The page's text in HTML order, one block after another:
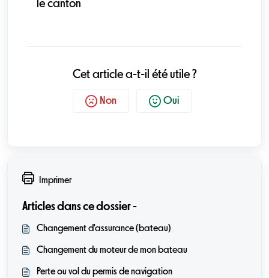
le canton
Cet article a-t-il été utile ?
Non Oui
Imprimer
Articles dans ce dossier -
Changement d'assurance (bateau)
Changement du moteur de mon bateau
Perte ou vol du permis de navigation